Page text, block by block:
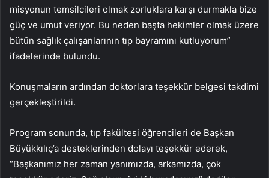
misyonun temsilcileri olmak zorluklara karşı durmakla bize
güç ve umut veriyor. Bu neden başta hekimler olmak üzere
bütün sağlık çalışanlarının tıp bayramını kutluyorum”
ifadelerinde bulundu.
Konuşmaların ardından doktorlara teşekkür belgesi takdimi
gerçekleştirildi.
Program sonunda, tıp fakültesi öğrencileri de Başkan
Büyükkılıç’a desteklerinden dolayı teşekkür ederek,
“Başkanımız her zaman yanımızda, arkamızda, çok